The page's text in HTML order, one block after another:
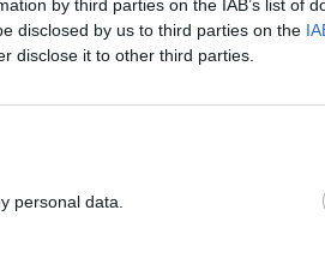
by third parties on the IAB’s list of
disclosed by us to third parties on the
disclose it to other third parties.
personal data.
την Πολιτική
για την αιτία του
διαρροή από το φυσικό
και των νοτιάδων.